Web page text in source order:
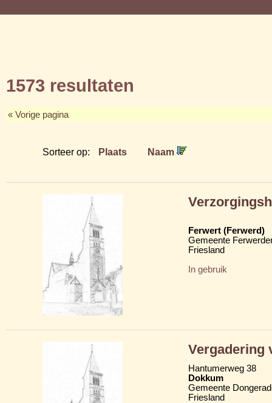
1573 resultaten
« Vorige pagina
Sorteer op: Plaats Naam
Ferwert (Ferwerd)
Gemeente
Friesland
In gebruik
Vergadering
Hantumerweg 38
Dokkum
Gemeente
Friesland